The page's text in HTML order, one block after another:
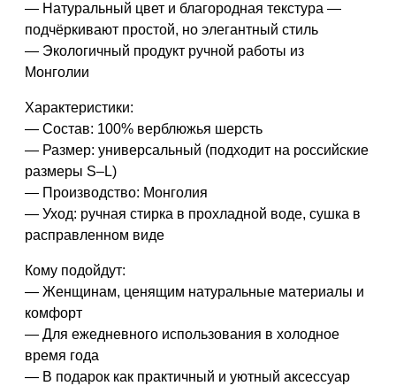
— Натуральный цвет и благородная текстура —
подчёркивают простой, но элегантный стиль
— Экологичный продукт ручной работы из
Монголии
Характеристики:
— Состав: 100% верблюжья шерсть
— Размер: универсальный (подходит на российские
размеры S–L)
— Производство: Монголия
— Уход: ручная стирка в прохладной воде, сушка в
расправленном виде
Кому подойдут:
— Женщинам, ценящим натуральные материалы и
комфорт
— Для ежедневного использования в холодное
время года
— В подарок как практичный и уютный аксессуар